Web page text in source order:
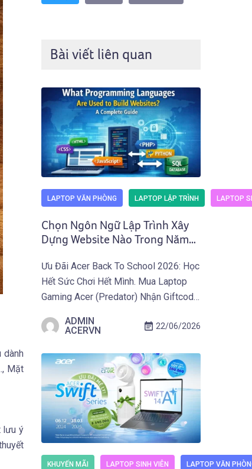
dành
Mặt
lưu ý
Bài viết liên quan
LAPTOP VĂN PHÒNG LAPTOP LẬP TRÌNH LAPTOP
Chọn Ngôn Ngữ Lập Trình Xây
Dựng Website Nào Trong Năm
Acer
Ưu Đãi Acer Back To School 2026: Học
Hết Sức Chơi Hết Mình. Mua Laptop
Gaming Acer (Predator) Nhận Giftcode
30.09.2026. Khám Phá Ưu Đãi Ngay
những ngôn ngữ lập trình nào, và vì sao
các trang web hiện đại của năm 2026
[…]
ADMIN
ACERVN
22/06/2026
KHUYẾN MÃI LAPTOP SINH VIÊN LAPTOP VĂN